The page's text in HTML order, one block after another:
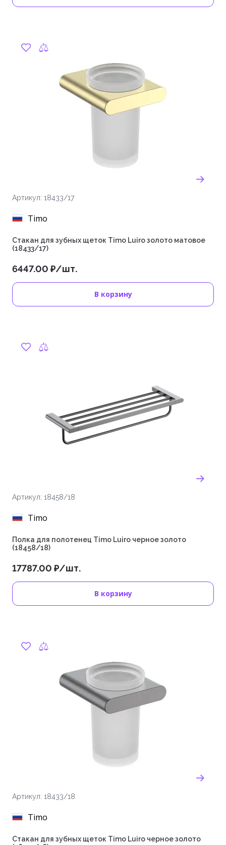
Артикул: 18433/17
Timo
Стакан для зубных щеток Timo Luiro золото матовое
(18433/17)
6447.00 ₽/шт.
В корзину
Артикул: 18458/18
Timo
Полка для полотенец Timo Luiro черное золото
(18458/18)
17787.00 ₽/шт.
В корзину
Артикул: 18433/18
Timo
Стакан для зубных щеток Timo Luiro черное золото